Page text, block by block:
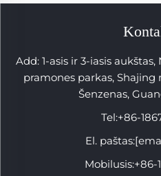
Add: 1-asis ir 3-iasis
pramones parkas, Shajing
Šenzenas,
Tel:+86-
El. paštas:
Mobilusis:+86-